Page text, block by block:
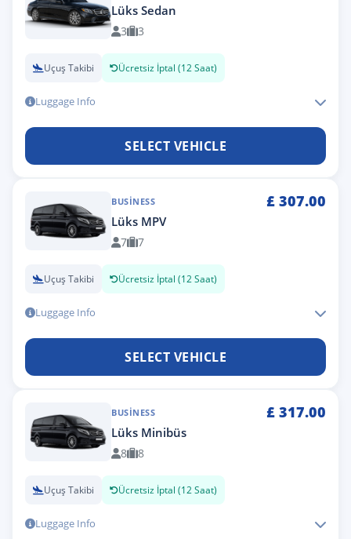
Lüks Sedan
3 3
Uçuş Takibi Ücretsiz İptal (12 Saat)
Luggage Info
SELECT VEHICLE
BUSINESS £ 307.00
Lüks MPV
7 7
Uçuş Takibi Ücretsiz İptal (12 Saat)
Luggage Info
SELECT VEHICLE
BUSINESS £ 317.00
Lüks Minibüs
8 8
Uçuş Takibi Ücretsiz İptal (12 Saat)
Luggage Info